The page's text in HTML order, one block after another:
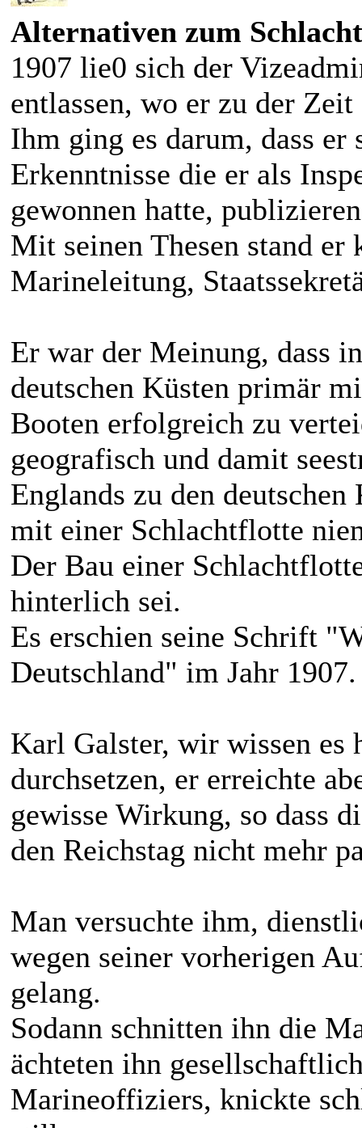
Alternativen zum
1907 lie0 sich der
entlassen, wo er zu der
Ihm ging es darum, dass er
Erkenntnisse die er als
gewonnen hatte,
Mit seinen Thesen stand
Marineleitung,
Er war der Meinung, dass
deutschen Küsten primär
Booten erfolgreich zu
geografisch und damit
Englands zu den
mit einer Schlachtflotte
Der Bau einer
hinterlich sei.
Es erschien seine Schrift
Deutschland" im Jahr 1907.
Karl Galster, wir wissen es
durchsetzen, er erreichte
gewisse Wirkung, so dass
den Reichstag nicht mehr
Man versuchte ihm,
wegen seiner vorherigen
gelang.
Sodann schnitten ihn die
ächteten ihn
Marineoffiziers, knickte